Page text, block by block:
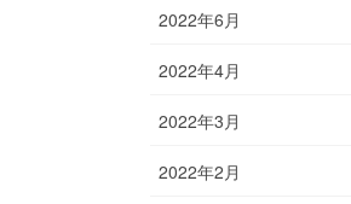
2022年6月
2022年4月
2022年3月
2022年2月